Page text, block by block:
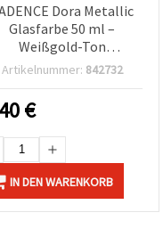
Dora Metallic
Glasfarbe 50 ml –
Weißgold-Ton
(goldfarben),
3148 – für Glas, DIY-
& Deko-Projekte
Artikelnummer: 842732
€
IN DEN WARENKORB